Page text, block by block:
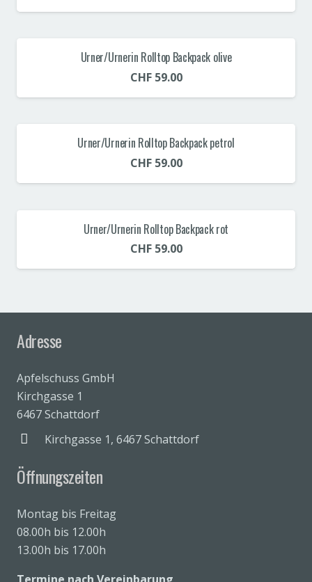
Urner/Urnerin Rolltop Backpack olive
CHF59.00
Urner/Urnerin Rolltop Backpack petrol
CHF59.00
Urner/Urnerin Rolltop Backpack rot
CHF59.00
Adresse
Apfelschuss GmbH
Kirchgasse 1
6467 Schattdorf
Kirchgasse 1, 6467 Schattdorf
Öffnungszeiten
Montag bis Freitag
08.00h bis 12.00h
13.00h bis 17.00h